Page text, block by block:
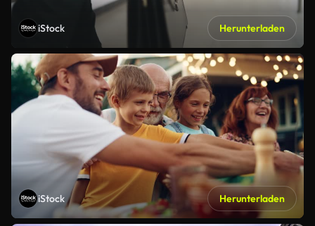
iStock Herunterladen
iStock Herunterladen